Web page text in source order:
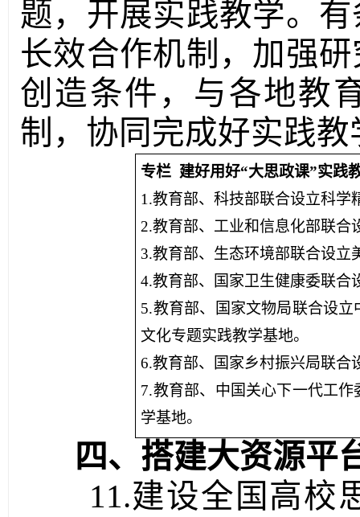
题，开展实践教学。
长效合作机制，加强
创造条件，与各地教
制，协同完成好实践教
专栏 建好用好“大思政课”实践
1.教育部、科技部联合设立科学
2.教育部、工业和信息化部联合
3.教育部、生态环境部联合设立
4.教育部、国家卫生健康委联合
5.教育部、国家文物局联合设
文化专题实践教学基地。
6.教育部、国家乡村振兴局联合
7.教育部、中国关心下一代工
学基地。
四、搭建大资源平
11.建设全国高校